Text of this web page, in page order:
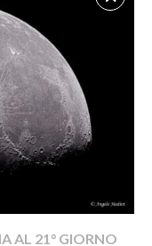
AL 21° GIORNO